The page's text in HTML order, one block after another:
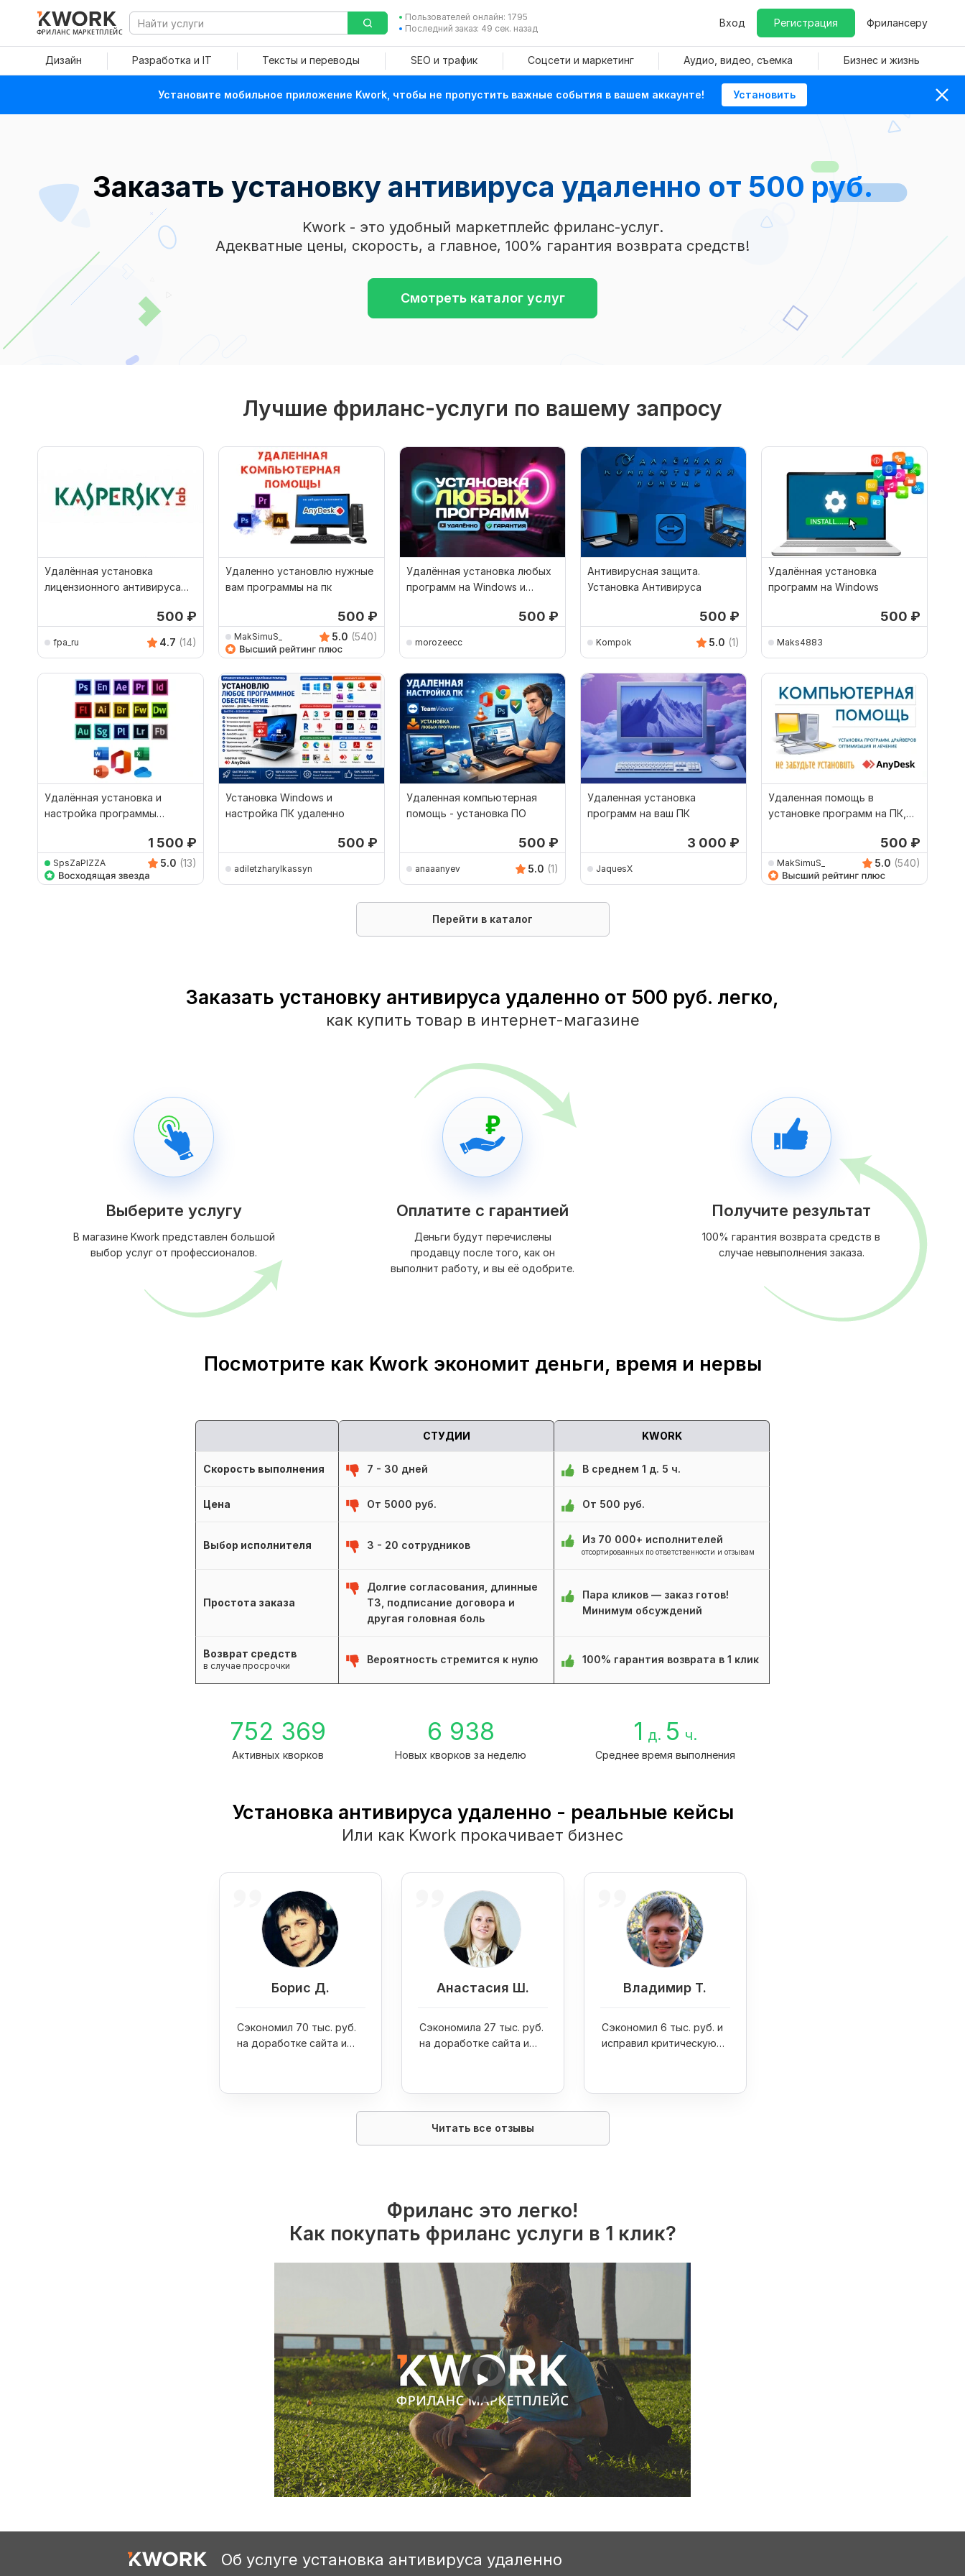
ФРИЛАНС МАРКЕТПЛЕЙС
Пользователей онлайн: 1795
Последний заказ: 49 сек. назад
Вход Регистрация Фрилансеру
Дизайн Разработка и IT Тексты и переводы SEO и трафик Соцсети и маркетинг Аудио, видео, съемка Бизнес и жизнь
Установите мобильное приложение Kwork, чтобы не пропустить важные события в вашем аккаунте! Установить
Заказать установку антивируса удаленно от 500 руб.
Kwork - это удобный маркетплейс фриланс-услуг.
Адекватные цены, скорость, а главное, 100% гарантия возврата средств!
Смотреть каталог услуг
Лучшие фриланс-услуги по вашему запросу
Удалённая установка
лицензионного антивируса
500 ₽
fpa_ru 4.7 (14)
Удаленно установлю нужные
вам программы на пк
500 ₽
MakSimuS_ 5.0 (540)
Удалённая установка любых
программ на Windows и
500 ₽
morozeecc
Антивирусная защита.
Установка Антивируса
500 ₽
Kompok 5.0 (1)
Удалённая установка
программ на Windows
500 ₽
Maks4883
Удалённая установка и
настройка программы
1 500 ₽
SpsZaPIZZA 5.0 (13)
Установка Windows и
настройка ПК удаленно
500 ₽
adiletzharylkassyn
Удаленная компьютерная
помощь - установка ПО
500 ₽
anaaanyev 5.0 (1)
Удаленная установка
программ на ваш ПК
3 000 ₽
JaquesX
Удаленная помощь в
установке программ на ПК,
500 ₽
MakSimuS_ 5.0 (540)
Перейти в каталог
Заказать установку антивируса удаленно от 500 руб. легко,
как купить товар в интернет-магазине
Выберите услугу
В магазине Kwork представлен большой
выбор услуг от профессионалов.
Оплатите с гарантией
Деньги будут перечислены
продавцу после того, как он
выполнит работу, и вы её одобрите.
Получите результат
100% гарантия возврата средств в
случае невыполнения заказа.
Посмотрите как Kwork экономит деньги, время и нервы
СТУДИИ KWORK
Скорость выполнения 7 - 30 дней В среднем 1 д. 5 ч.
Цена От 5000 руб. От 500 руб.
Выбор исполнителя 3 - 20 сотрудников Из 70 000+ исполнителей
отсортированных по ответственности и отзывам
Простота заказа
Долгие согласования, длинные
ТЗ, подписание договора и
другая головная боль
Пара кликов — заказ готов!
Минимум обсуждений
Возврат средств
в случае просрочки
Вероятность стремится к нулю 100% гарантия возврата в 1 клик
752 369
Активных кворков
6 938
Новых кворков за неделю
1 д. 5 ч.
Среднее время выполнения
Установка антивируса удаленно - реальные кейсы
Или как Kwork прокачивает бизнес
Борис Д.
Сэкономил 70 тыс. руб.
на доработке сайта и
Анастасия Ш.
Сэкономила 27 тыс. руб.
на доработке сайта и
раза
Владимир Т.
Сэкономил 6 тыс. руб. и
исправил критическую
Читать все отзывы
Фриланс это легко!
Как покупать фриланс услуги в 1 клик?
Об услуге установка антивируса удаленно